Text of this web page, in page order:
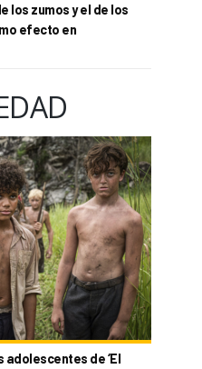
los zumos y el de los
efecto en
de ‘El